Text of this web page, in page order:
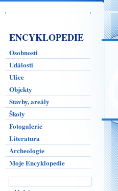
ENCYKLOPEDIE
Osobnosti
Události
Ulice
Objekty
Stavby, areály
Školy
Fotogalerie
Literatura
Archeologie
Moje Encyklopedie